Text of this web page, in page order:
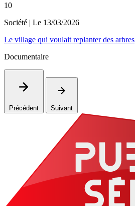
10
Société | Le 13/03/2026
Le village qui voulait replanter des arbres
Documentaire
Précédent Suivant